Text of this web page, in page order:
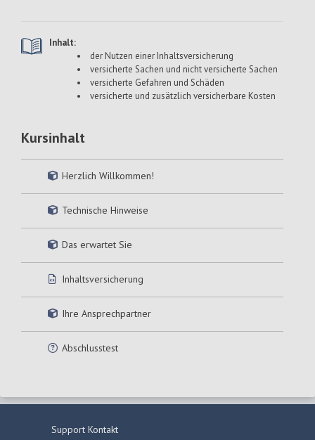
Inhalt:
der Nutzen einer Inhaltsversicherung
versicherte Sachen und nicht versicherte Sachen
versicherte Gefahren und Schäden
versicherte und zusätzlich versicherbare Kosten
Kursinhalt
Herzlich Willkommen!
Technische Hinweise
Das erwartet Sie
Inhaltsversicherung
Ihre Ansprechpartner
Abschlusstest
Support Kontakt